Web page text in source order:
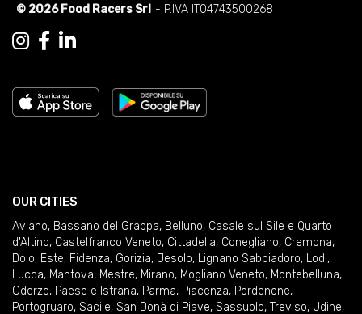
© 2026 Food Racers Srl - P.IVA IT04743500268
OUR CITIES
Aviano, Bassano del Grappa, Belluno, Casale sul Sile e Quarto
d'Altino, Castelfranco Veneto, Cittadella, Conegliano, Cremona,
Dolo, Este, Fidenza, Gorizia, Jesolo, Lignano Sabbiadoro, Lodi,
Lucca, Mantova, Mestre, Mirano, Mogliano Veneto, Montebelluna,
Oderzo, Paese e Istrana, Parma, Piacenza, Pordenone,
Portogruaro, Sacile, San Donà di Piave, Sassuolo, Treviso, Udine,